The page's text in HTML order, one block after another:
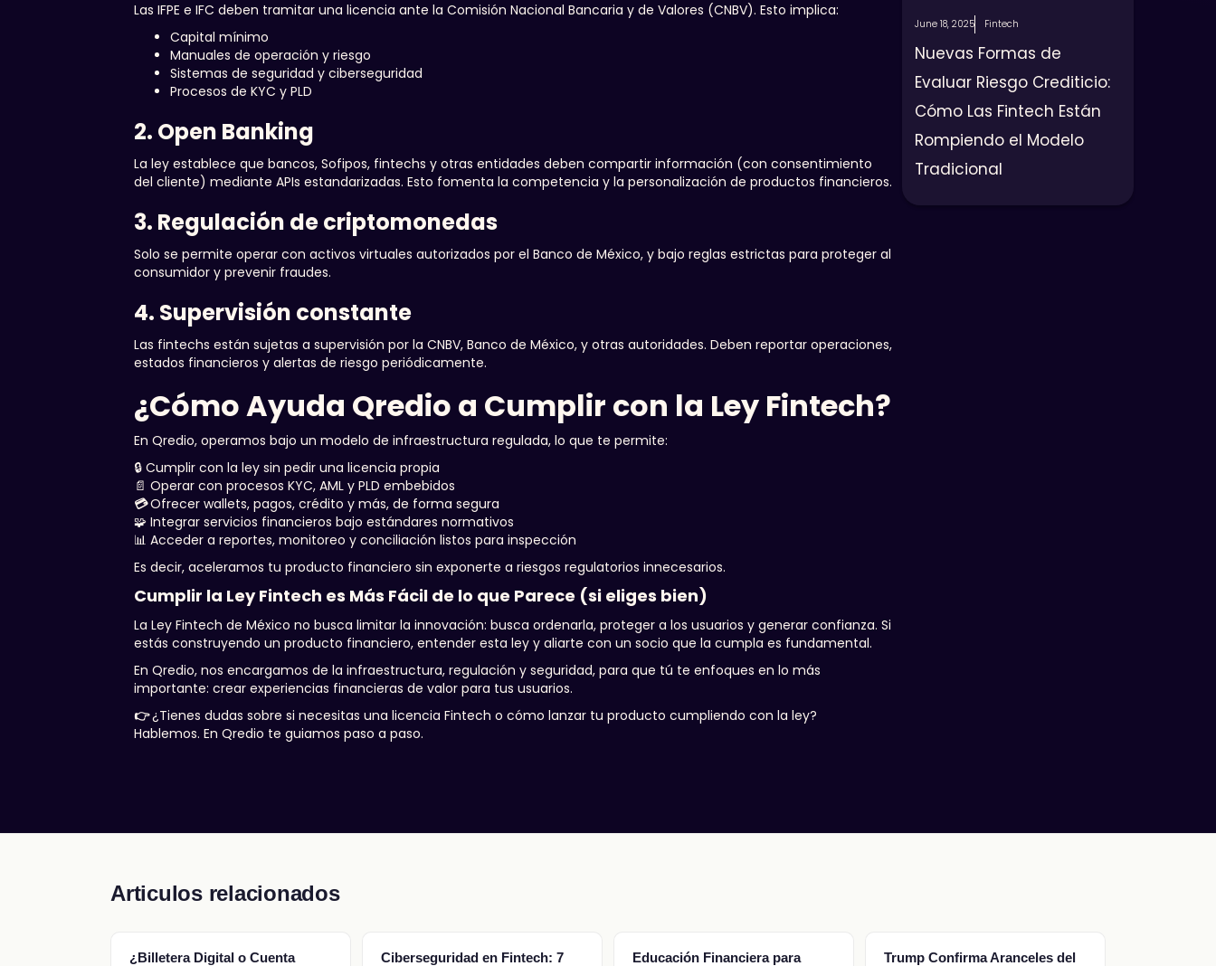
Las IFPE e IFC deben tramitar una licencia ante la Comisión Nacional Bancaria y de Valores (CNBV). Esto implica:
Capital mínimo
Manuales de operación y riesgo
Sistemas de seguridad y ciberseguridad
Procesos de KYC y PLD
2. Open Banking
La ley establece que bancos, Sofipos, fintechs y otras entidades deben compartir información (con consentimiento
del cliente) mediante APIs estandarizadas. Esto fomenta la competencia y la personalización de productos financieros.
3. Regulación de criptomonedas
Solo se permite operar con activos virtuales autorizados por el Banco de México, y bajo reglas estrictas para proteger al
consumidor y prevenir fraudes.
4. Supervisión constante
Las fintechs están sujetas a supervisión por la CNBV, Banco de México, y otras autoridades. Deben reportar operaciones,
estados financieros y alertas de riesgo periódicamente.
¿Cómo Ayuda Qredio a Cumplir con la Ley Fintech?
En Qredio, operamos bajo un modelo de infraestructura regulada, lo que te permite:
🔒 Cumplir con la ley sin pedir una licencia propia
📄 Operar con procesos KYC, AML y PLD embebidos
💳Ofrecer wallets, pagos, crédito y más, de forma segura
🧩 Integrar servicios financieros bajo estándares normativos
📊 Acceder a reportes, monitoreo y conciliación listos para inspección
Es decir, aceleramos tu producto financiero sin exponerte a riesgos regulatorios innecesarios.
Cumplir la Ley Fintech es Más Fácil de lo que Parece (si eliges bien)
La Ley Fintech de México no busca limitar la innovación: busca ordenarla, proteger a los usuarios y generar confianza. Si
estás construyendo un producto financiero, entender esta ley y aliarte con un socio que la cumpla es fundamental.
En Qredio, nos encargamos de la infraestructura, regulación y seguridad, para que tú te enfoques en lo más
importante: crear experiencias financieras de valor para tus usuarios.
👉¿Tienes dudas sobre si necesitas una licencia Fintech o cómo lanzar tu producto cumpliendo con la ley?
Hablemos. En Qredio te guiamos paso a paso.
June 18, 2025 Fintech
Nuevas Formas de
Evaluar Riesgo Crediticio:
Cómo Las Fintech Están
Rompiendo el Modelo
Tradicional
Articulos relacionados
¿Billetera Digital o Cuenta
Ciberseguridad en Fintech: 7
Educación Financiera para
Trump Confirma Aranceles del